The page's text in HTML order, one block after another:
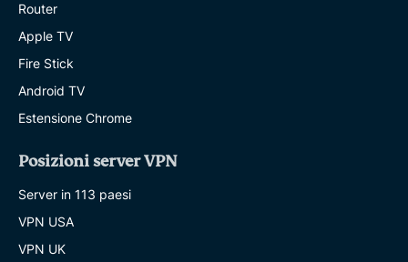
Router
Apple TV
Fire Stick
Android TV
Estensione Chrome
Posizioni server VPN
Server in 113 paesi
VPN USA
VPN UK